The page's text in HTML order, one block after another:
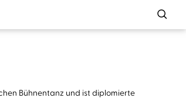
Bühnentanz und ist diplomierte